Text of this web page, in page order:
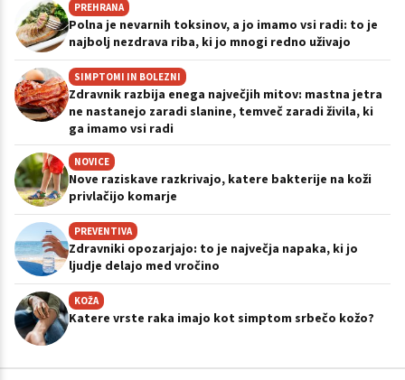
PREHRANA
Polna je nevarnih toksinov, a jo imamo vsi radi: to je
najbolj nezdrava riba, ki jo mnogi redno uživajo
SIMPTOMI IN BOLEZNI
Zdravnik razbija enega največjih mitov: mastna jetra
ne nastanejo zaradi slanine, temveč zaradi živila, ki
ga imamo vsi radi
NOVICE
Nove raziskave razkrivajo, katere bakterije na koži
privlačijo komarje
PREVENTIVA
Zdravniki opozarjajo: to je največja napaka, ki jo
ljudje delajo med vročino
KOŽA
Katere vrste raka imajo kot simptom srbečo kožo?